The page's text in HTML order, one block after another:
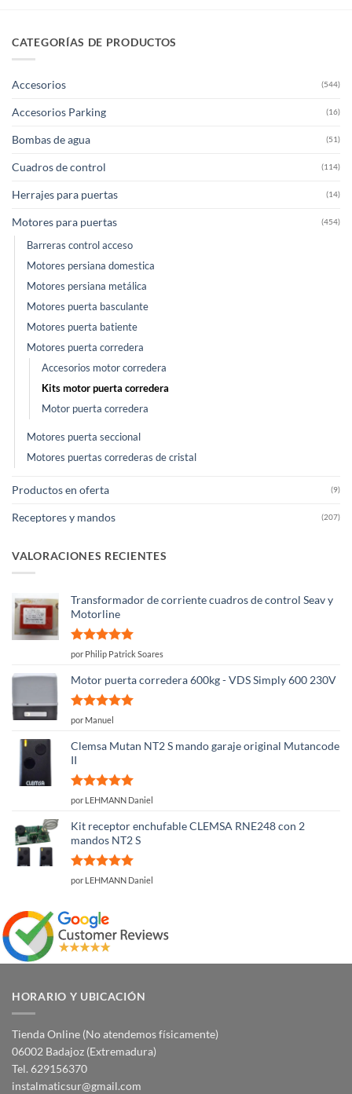
CATEGORÍAS DE PRODUCTOS
Accesorios (544)
Accesorios Parking (16)
Bombas de agua (51)
Cuadros de control (114)
Herrajes para puertas (14)
Motores para puertas (454)
Barreras control acceso
Motores persiana domestica
Motores persiana metálica
Motores puerta basculante
Motores puerta batiente
Motores puerta corredera
Accesorios motor corredera
Kits motor puerta corredera
Motor puerta corredera
Motores puerta seccional
Motores puertas correderas de cristal
Productos en oferta (9)
Receptores y mandos (207)
VALORACIONES RECIENTES
Transformador de corriente cuadros de control Seav y
Motorline
Valorado
por Philip Patrick Soares
Motor puerta corredera 600kg - VDS Simply 600 230V
Valorado
por Manuel
Clemsa Mutan NT2 S mando garaje original Mutancode
II
Valorado
por LEHMANN Daniel
Kit receptor enchufable CLEMSA RNE248 con 2
mandos NT2 S
Valorado
por LEHMANN Daniel
HORARIO Y UBICACIÓN
Tienda Online (No atendemos físicamente)
06002 Badajoz (Extremadura)
Tel. 629156370
instalmaticsur@gmail.com